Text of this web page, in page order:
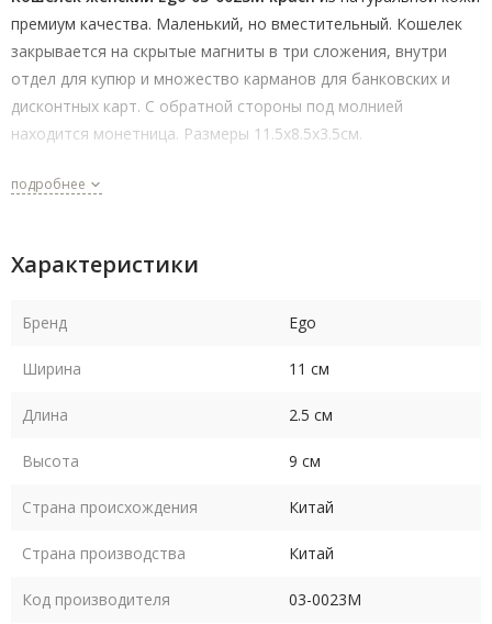
премиум качества. Маленький, но вместительный. Кошелек
закрывается на скрытые магниты в три сложения, внутри
отдел для купюр и множество карманов для банковских и
дисконтных карт. С обратной стороны под молнией
находится монетница. Размеры 11.5х8.5х3.5см.
подробнее
Характеристики
Бренд Ego
Ширина 11 см
Длина 2.5 см
Высота 9 см
Страна происхождения Китай
Страна производства Китай
Код производителя 03-0023M